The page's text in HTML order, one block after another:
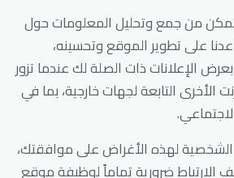
من جمع وتحليل المعلومات حول
على تطوير الموقع وتحسينه،
الإعلانات ذات الصلة لك عندما تزور
الأخرى التابعة لجهات خارجية، بما في
الشخصية لهذه الأغراض على موافقتك،
الارتباط ضرورية تماماً لوظيفة موقع